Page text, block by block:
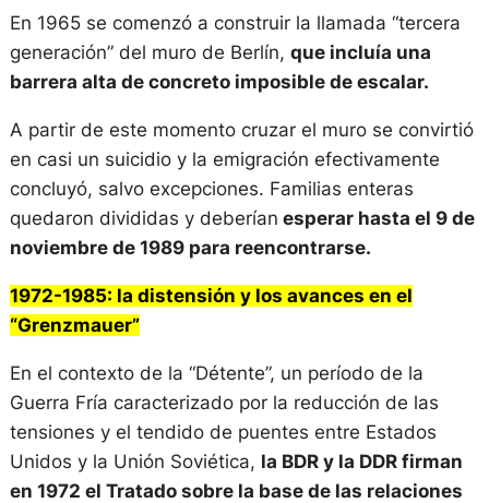
En 1965 se comenzó a construir la llamada “tercera
generación” del muro de Berlín, que incluía una
barrera alta de concreto imposible de escalar.
A partir de este momento cruzar el muro se convirtió
en casi un suicidio y la emigración efectivamente
concluyó, salvo excepciones. Familias enteras
quedaron divididas y deberían esperar hasta el 9 de
noviembre de 1989 para reencontrarse.
1972-1985: la distensión y los avances en el
“Grenzmauer”
En el contexto de la “Détente”, un período de la
Guerra Fría caracterizado por la reducción de las
tensiones y el tendido de puentes entre Estados
Unidos y la Unión Soviética, la BDR y la DDR firman
en 1972 el Tratado sobre la base de las relaciones